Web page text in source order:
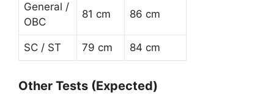
General /
OBC
81 cm 86 cm
SC / ST 79 cm 84 cm
Other Tests (Expected)